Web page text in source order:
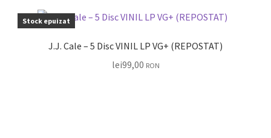
Stock epuizat
J.J. Cale – 5 Disc VINIL LP VG+ (REPOSTAT)
lei99,00 RON